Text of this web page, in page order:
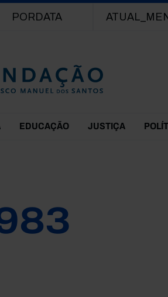
PORDATA
EDUCAÇÃO JUSTIÇA